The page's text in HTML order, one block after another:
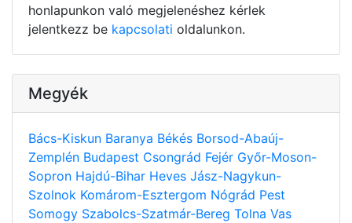
honlapunkon való megjelenéshez kérlek
jelentkezz be kapcsolati oldalunkon.
Megyék
Bács-Kiskun Baranya Békés Borsod-Abaúj-
Zemplén Budapest Csongrád Fejér Győr-Moson-
Sopron Hajdú-Bihar Heves Jász-Nagykun-
Szolnok Komárom-Esztergom Nógrád Pest
Somogy Szabolcs-Szatmár-Bereg Tolna Vas